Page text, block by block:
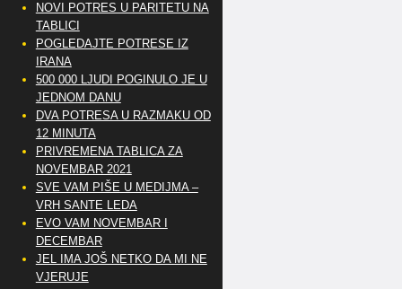
NOVI POTRES U PARITETU NA
TABLICI
POGLEDAJTE POTRESE IZ
IRANA
500 000 LJUDI POGINULO JE U
JEDNOM DANU
DVA POTRESA U RAZMAKU OD
12 MINUTA
PRIVREMENA TABLICA ZA
NOVEMBAR 2021
SVE VAM PIŠE U MEDIJMA –
VRH SANTE LEDA
EVO VAM NOVEMBAR I
DECEMBAR
JEL IMA JOŠ NETKO DA MI NE
VJERUJE